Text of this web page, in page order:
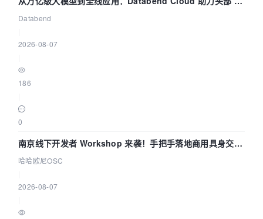
企业构建全链路 Trace 数据管道
Databend
2026-08-07
186
0
南京线下开发者 Workshop 来袭！手把手落地商用具身交互
智能 Agent 应用
哈哈欧尼OSC
2026-08-07